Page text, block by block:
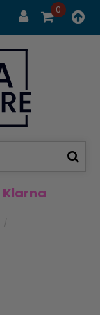
0
Klarna